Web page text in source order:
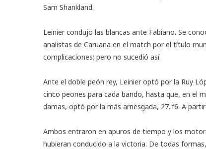
Sam Shankland.
Leinier condujo las blancas ante Fabiano. Se
analistas de Caruana en el match por el título
complicaciones; pero no sucedió así.
Ante el doble peón rey, Leinier optó por la Ruy
cinco peones para cada bando, hasta que, en el
damas, optó por la más arriesgada, 27..f6. A
Ambos entraron en apuros de tiempo y los
hubieran conducido a la victoria. De todas